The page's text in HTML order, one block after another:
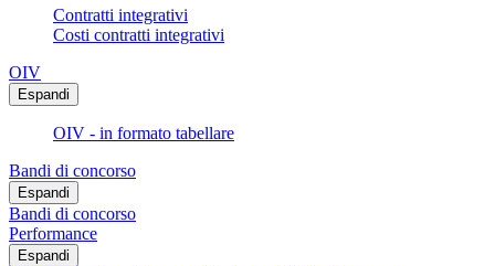
Contratti integrativi
Costi contratti integrativi
OIV
Espandi
OIV - in formato tabellare
Bandi di concorso
Espandi
Bandi di concorso
Performance
Espandi